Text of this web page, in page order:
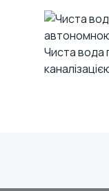
Чиста вода